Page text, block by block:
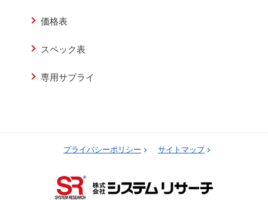
価格表
スペック表
専用サプライ
プライバシーポリシー サイトマップ